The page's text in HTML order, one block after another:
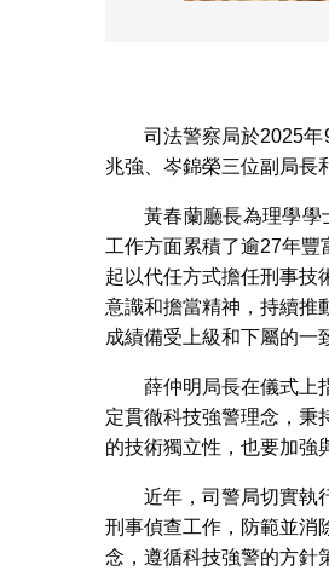
司法警察局於2025
兆強、岑錦榮三位副局長
黃春蘭廳長為理學學
工作方面累積了逾27年豐
起以代任方式擔任刑事技
意識和擔當精神，持續推
成績備受上級和下屬的一
薛仲明局長在儀式上
定貫徹科技強警理念，秉
的技術獨立性，也要加強
近年，司警局切實執
刑事偵查工作，防範並消
念，遵循科技強警的方針